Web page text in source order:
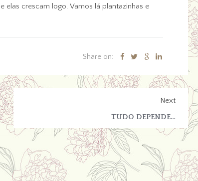
elas crescam logo. Vamos lá plantazinhas e
Share on:
Next
TUDO DEPENDE…